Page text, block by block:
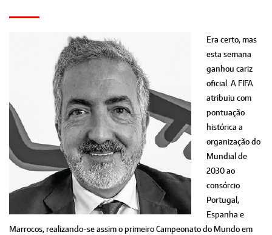
Era certo, mas
esta semana
ganhou cariz
oficial. A FIFA
atribuiu com
pontuação
histórica a
organização do
Mundial de
2030 ao
consórcio
Portugal,
Espanha e
Marrocos, realizando-se assim o primeiro Campeonato do Mundo em